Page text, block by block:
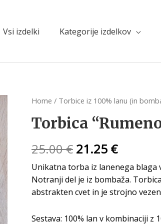
Vsi izdelki Kategorije izdelkov
Home / Torbice iz 100% lanu (in
Torbica
25.00€ 21.25 €
Unikatna torba iz lanenega blaga
Notranji del je iz bombaža.
abstrakten cvet in je strojno
Sestava: 100% lan v kombinaciji z